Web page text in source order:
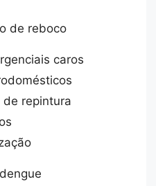
de reboco
caros
repintura